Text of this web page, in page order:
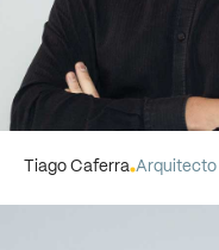
Tiago Caferra Arquitecto